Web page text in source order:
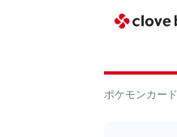
ポケモンカード